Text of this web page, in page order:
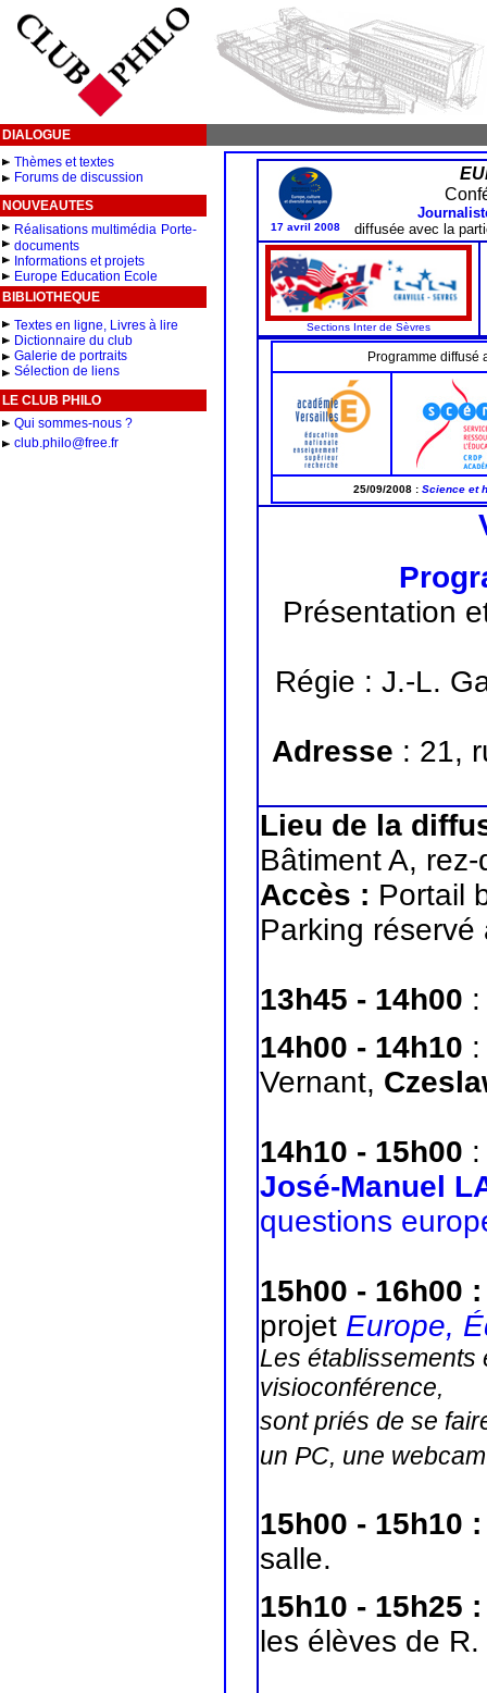
DIALOGUE
Thèmes et textes
Forums de discussion
NOUVEAUTES
Réalisations multimédia Porte-
documents
Informations et projets
Europe Education Ecole
BIBLIOTHEQUE
Textes en ligne, Livres à lire
Dictionnaire du club
Galerie de portraits
Sélection de liens
LE CLUB PHILO
Qui sommes-nous ?
club.philo@free.fr
17 avril 2008
diffusée avec la
Sections Inter de Sèvres
Programme diffusé
25/09/2008 : Science et
Présentation
Régie : J.-L.
Adresse : 21,
Lieu de la
Bâtiment A,
Accès : Portail
Parking réservé
13h45 - 14h00
14h00 - 14h10
Vernant,
14h10 - 15h00
José-Manuel
questions
15h00 - 16h00 :
projet Europe,
Les établissements
visioconférence,
sont priés de se
un PC, une
15h00 - 15h10
salle.
15h10 - 15h25
les élèves de